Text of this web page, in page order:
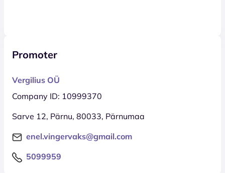
Promoter
Vergilius OÜ
Company ID: 10999370
Sarve 12, Pärnu, 80033, Pärnumaa
enel.vingervaks@gmail.com
5099959